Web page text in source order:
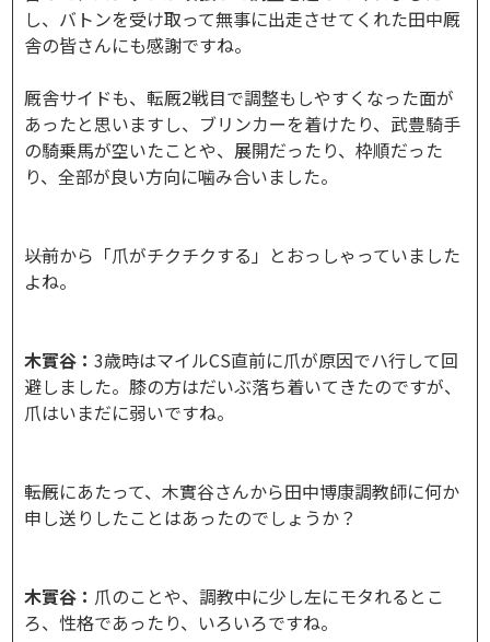
し、バトンを受け取って無事に出走させてくれた田中厩
舎の皆さんにも感謝ですね。
厩舎サイドも、転厩2戦目で調整もしやすくなった面が
あったと思いますし、ブリンカーを着けたり、武豊騎手
の騎乗馬が空いたことや、展開だったり、枠順だった
り、全部が良い方向に噛み合いました。
――以前から「爪がチクチクする」とおっしゃっていました
よね。
木實谷：3歳時はマイルCS直前に爪が原因でハ行して回
避しました。膝の方はだいぶ落ち着いてきたのですが、
爪はいまだに弱いですね。
――転厩にあたって、木實谷さんから田中博康調教師に何か
申し送りしたことはあったのでしょうか？
木實谷： 爪のことや、調教中に少し左にモタれるとこ
ろ、性格であったり、いろいろですね。